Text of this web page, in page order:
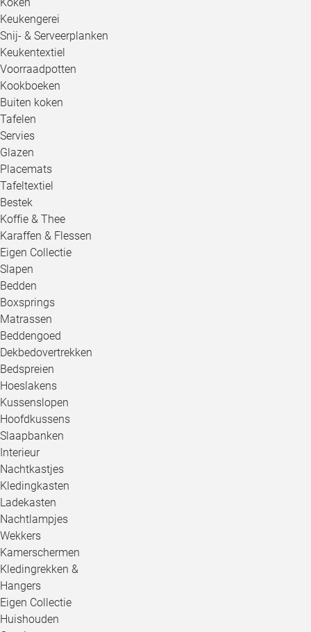
Keukengerei
Snij- & Serveerplanken
Keukentextiel
Voorraadpotten
Kookboeken
Buiten koken
Tafelen
Servies
Glazen
Placemats
Tafeltextiel
Bestek
Koffie & Thee
Karaffen & Flessen
Eigen Collectie
Slapen
Bedden
Boxsprings
Matrassen
Beddengoed
Dekbedovertrekken
Bedspreien
Hoeslakens
Kussenslopen
Hoofdkussens
Slaapbanken
Interieur
Nachtkastjes
Kledingkasten
Ladekasten
Nachtlampjes
Wekkers
Kamerschermen
Kledingrekken &
Hangers
Eigen Collectie
Huishouden